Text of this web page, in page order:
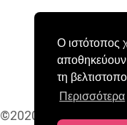
Ο ιστότοπος
τη
Περισσότερα
ΠΟΛΙΤΙΚΗ
©2020-2025 MAPEDU